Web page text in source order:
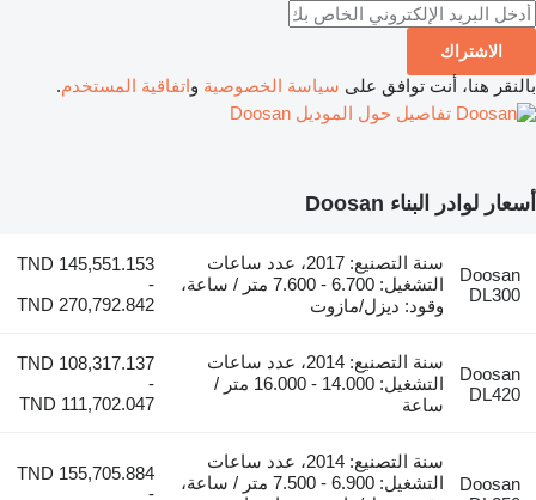
الاشتراك
بالنقر هنا، أنت توافق على سياسة الخصوصية واتفاقية المستخدم.
تفاصيل حول الموديل Doosan
أسعار لوادر البناء Doosan
Doosan
DL300
سنة التصنيع: 2017، عدد ساعات
التشغيل: 6.700 - 7.600 متر / ساعة،
وقود: ديزل/مازوت
TND 145,551.153
-
TND 270,792.842
Doosan
DL420
سنة التصنيع: 2014، عدد ساعات
التشغيل: 14.000 - 16.000 متر /
ساعة
TND 108,317.137
-
TND 111,702.047
Doosan
سنة التصنيع: 2014، عدد ساعات
التشغيل: 6.900 - 7.500 متر / ساعة،
TND 155,705.884
-